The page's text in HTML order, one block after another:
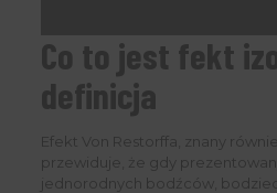
Co to jest fekt
definicja
Efekt Von Restorffa, znany
przewiduje, że gdy
jednorodnych bodźców,